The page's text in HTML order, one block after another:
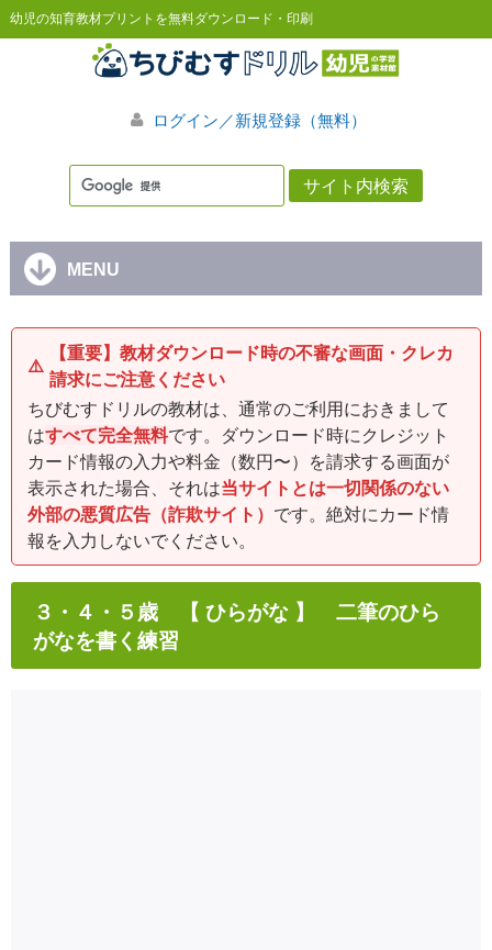
幼児の知育教材プリントを無料ダウンロード・印刷
ログイン／新規登録（無料）
MENU
⚠️
【重要】教材ダウンロード時の不審な画面・クレカ
請求にご注意ください
ちびむすドリルの教材は、通常のご利用におきまして
はすべて完全無料です。ダウンロード時にクレジット
カード情報の入力や料金（数円〜）を請求する画面が
表示された場合、それは当サイトとは一切関係のない
外部の悪質広告（詐欺サイト） です。絶対にカード情
報を入力しないでください。
３・４・５歳 【 ひらがな 】 二筆のひら
がなを書く練習